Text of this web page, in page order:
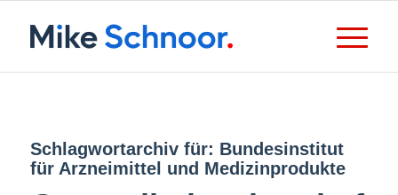
Schlagwortarchiv für: Bundesinstitut
für Arzneimittel und Medizinprodukte